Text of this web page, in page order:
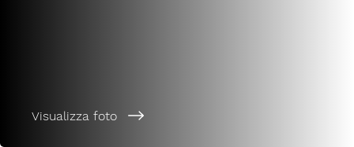
Visualizza foto